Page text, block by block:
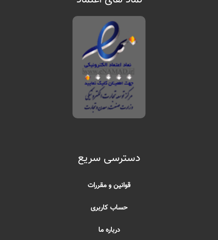
دسترسی سریع
قوانین و مقررات
حساب کاربری
درباره ما